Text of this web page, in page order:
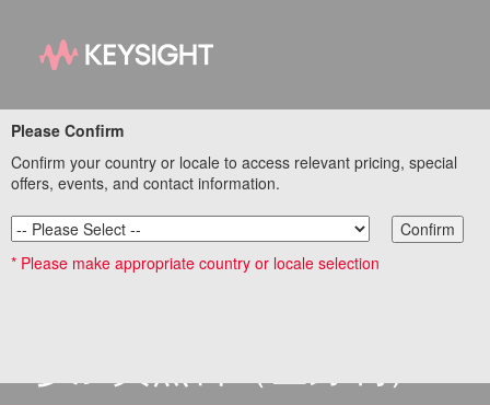
バッテリーの持続時間
を改善する最新設計評
価手法​
ウェブセミナー
Please Confirm
Confirm your country or locale to access relevant pricing, special
offers, events, and contact information.
Confirm
* Please make appropriate country or locale selection